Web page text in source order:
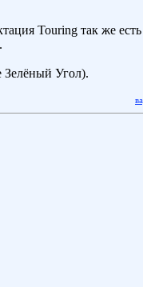
Touring так же есть
Зелёный Угол).